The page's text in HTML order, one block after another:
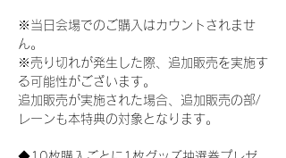
※当日会場でのご購入はカウントされませ
ん。
※売り切れが発生した際、追加販売を実施す
る可能性がございます。
追加販売が実施された場合、追加販売の部/
レーンも本特典の対象となります。